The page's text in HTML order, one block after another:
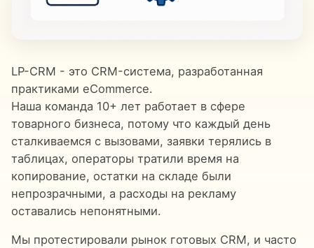
LP-CRM - это CRM-система, разработанная
практиками eCommerce.
Наша команда 10+ лет работает в сфере
товарного бизнеса, потому что каждый день
сталкиваемся с вызовами, заявки терялись в
таблицах, операторы тратили время на
копирование, остатки на складе были
непрозрачными, а расходы на рекламу
оставались непонятными.
Мы протестировали рынок готовых CRM, и часто